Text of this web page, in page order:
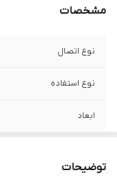
مشخصات
نوع اتصال
نوع استفاده
ابعاد
توضیحات